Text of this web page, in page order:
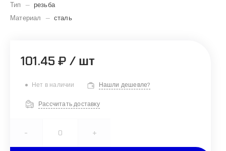
Тип
— резьба
Материал
— сталь
101.45 ₽ / шт
Нет в наличии Нашли дешевле?
Рассчитать доставку
- +